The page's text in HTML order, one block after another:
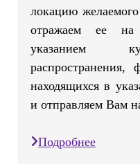
локацию
отражаем ее на
указанием
распространения,
находящихся в
и отправляем Вам
Подробнее